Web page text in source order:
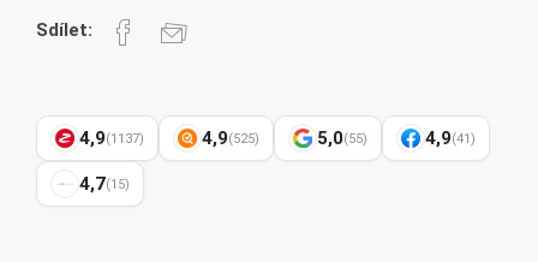
Sdílet:
4,9(1137) 4,9(525) 5,0(55) 4,9(41)
4,7(15)